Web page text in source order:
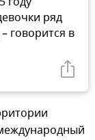
ряд
говорится в